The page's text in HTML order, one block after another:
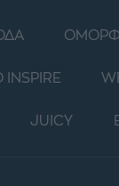
INSPIRE
JUICY